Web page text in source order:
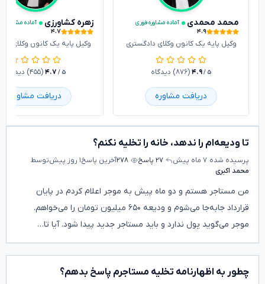
محمد محمدی آماده مشاوره فوری
۴.۹
وکیل پایه یک کانون وکلای دادگستری
۴.۹/ ۵ (۸۷۶) دیدگاه
دریافت مشاوره
زهره کشاورزی آماده مشاوره
۴.۷
وکیل پایه یک کانون وکلای
۴.۷ / ۵ (۴۵۵) دیدگاه
دریافت مشاوره
تا ودیعه‌ام را ندهد، خانه را تخلیه نکنم؟
پرسیده شده ۷ ماه پیش ۲۷ پاسخ ۲۷۸آخرین پاسخ۱ روز پیش
توسط
محمد اکبری
من مستاجر هستم و دو ماه پیش به موجر اعلام کردم در پایان
قرارداد جابه‌جا می‌شوم و ودیعه ۶۵۰ میلیون تومان را می‌خواهم.
موجر می‌گوید پول ندارد و باید مستاجر جدید پیدا شود. آیا تا…
چطور به اظهارنامه تخلیه مستاجرم پاسخ بدهم؟